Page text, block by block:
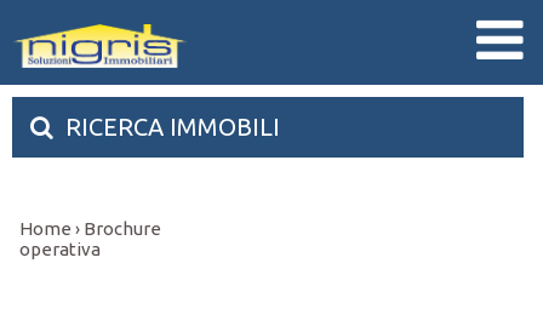
RICERCA IMMOBILI
Home › Brochure
operativa